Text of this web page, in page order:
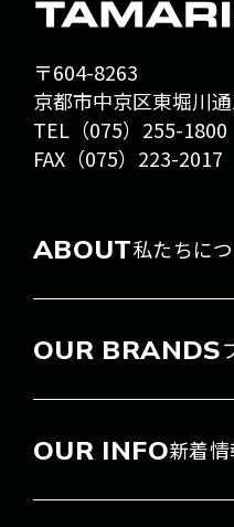
〒604-8263
京都市中京区東堀川
TEL（075）255-
FAX（075）223-2017
ABOUT私たちに
OUR BRANDS
OUR INFO新着情